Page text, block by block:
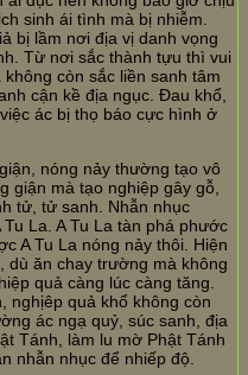
sinh ái tình mà bị nhiễm.
bị lầm nơi địa vị danh vọng
Từ nơi sắc thành tựu thì vui
còn sắc liền sanh tâm
cận kề địa ngục. Đau khổ,
ác bị thọ báo cực hình ở
nóng nảy thường tạo vô
giận mà tạo nghiệp gây gỗ,
tử, tử sanh. Nhẫn nhục
La. A Tu La tàn phá phước
A Tu La nóng nảy thôi. Hiện
dù ăn chay trường mà không
quả càng lúc càng tăng.
nghịêp quả khổ không còn
ác ngạ quỷ, súc sanh, địa
Tánh, làm lu mờ Phật Tánh
nhẫn nhục để nhiếp độ.